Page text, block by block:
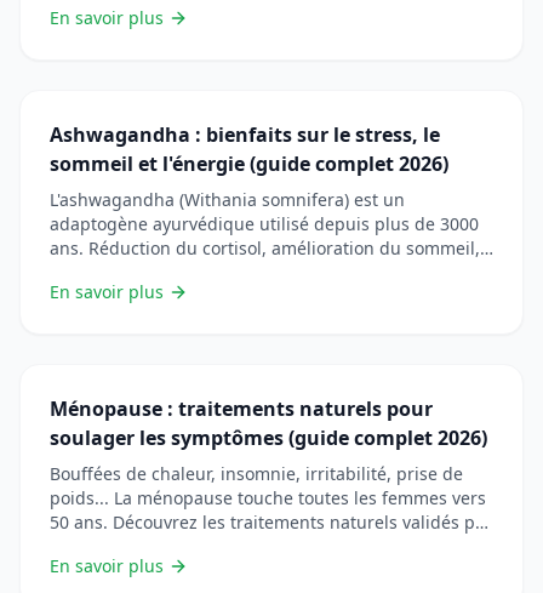
En savoir plus
Ashwagandha : bienfaits sur le stress, le
sommeil et l'énergie (guide complet 2026)
L'ashwagandha (Withania somnifera) est un
adaptogène ayurvédique utilisé depuis plus de 3000
ans. Réduction du cortisol, amélioration du sommeil,
bienfaits prouvés par la science, le dosage optimal,
En savoir plus
Ménopause : traitements naturels pour
soulager les symptômes (guide complet 2026)
Bouffées de chaleur, insomnie, irritabilité, prise de
poids... La ménopause touche toutes les femmes vers
50 ans. Découvrez les traitements naturels validés par
rouge), compléments (magnésium, vitamine D,
En savoir plus